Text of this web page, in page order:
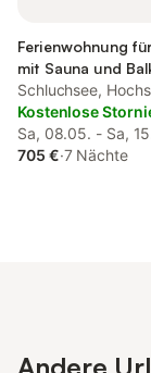
Ferienwohnung
mit Sauna und
Garten, mit
Schluchsee,
Kostenlose
Sa, 08.05. - Sa,
705 €·7 Nächte
Andere